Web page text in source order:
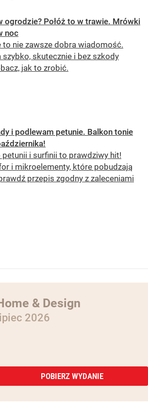
ogrodzie? Połóż to w trawie. Mrówki
noc
nie zawsze dobra wiadomość.
szybko, skutecznie i bez szkody
jak to zrobić.
i podlewam petunie. Balkon tonie
i surfinii to prawdziwy hit!
i mikroelementy, które pobudzają
przepis zgodny z zaleceniami
& Design
lipiec 2026
POBIERZ WYDANIE